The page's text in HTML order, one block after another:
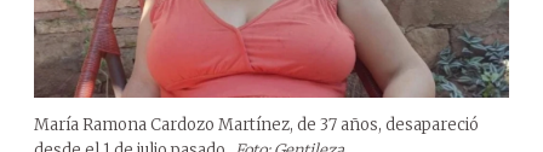
María Ramona Cardozo Martínez, de 37 años, desapareció